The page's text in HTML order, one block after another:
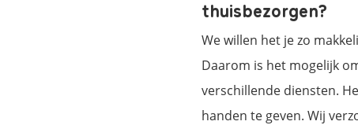
thuisbezorgen?
We willen het je zo
Daarom is het mogelijk
verschillende diensten.
handen te geven. Wij